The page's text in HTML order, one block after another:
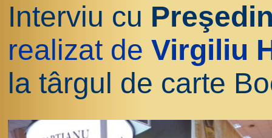
Interviu cu
realizat de Virgiliu
la târgul de carte